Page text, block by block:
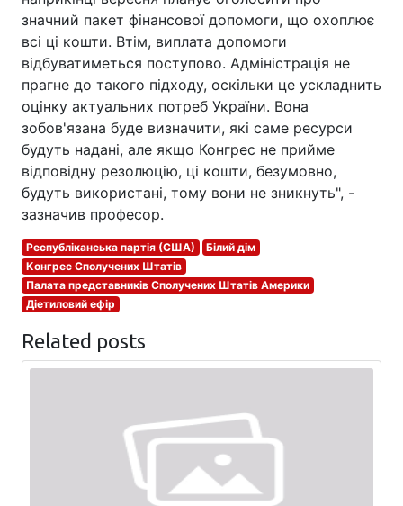
значний пакет фінансової допомоги, що охоплює
всі ці кошти. Втім, виплата допомоги
відбуватиметься поступово. Адміністрація не
прагне до такого підходу, оскільки це ускладнить
оцінку актуальних потреб України. Вона
зобов'язана буде визначити, які саме ресурси
будуть надані, але якщо Конгрес не прийме
відповідну резолюцію, ці кошти, безумовно,
будуть використані, тому вони не зникнуть", -
зазначив професор.
Республіканська партія (США)
Білий дім
Конгрес Сполучених Штатів
Палата представників Сполучених Штатів Америки
Діетиловий ефір
Related posts